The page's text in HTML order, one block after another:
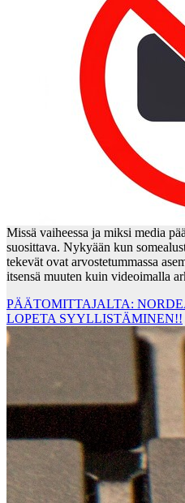
Missä vaiheessa ja miksi media
suosittava. Nykyään kun
tekevät ovat arvostetummassa
itsensä muuten kuin videoimalla
PÄÄTOMITTAJALTA:
LOPETA SYYLLISTÄMINEN!!